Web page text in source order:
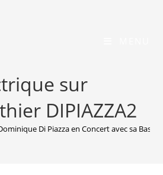
sur
DIPIAZZA2
Di Piazza en Concert avec sa